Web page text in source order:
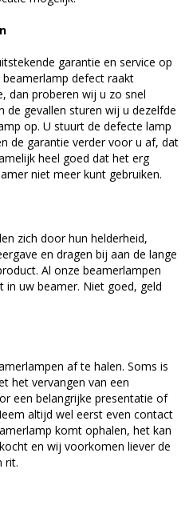
garantie en service op
defect raakt
dan proberen wij u zo snel
de gevallen sturen wij u dezelfde
op. U stuurt de defecte lamp
de garantie verder voor u af, dat
heel goed dat het erg
niet meer kunt gebruiken.
zich door hun helderheid,
en dragen bij aan de lange
Al onze beamerlampen
in uw beamer. Niet goed, geld
af te halen. Soms is
het vervangen van een
een belangrijke presentatie of
altijd wel eerst even contact
komt ophalen, het kan
en wij voorkomen liever de
rit.